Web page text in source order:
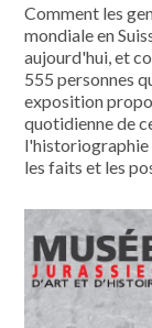
Comment les
mondiale en
aujourd'hui, et
555 personnes
exposition
quotidienne de
l'historiographie
les faits et les